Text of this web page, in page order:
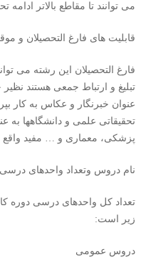
می توانند تا مقاطع بالاتر ادامه
قابلیت های فارغ التحصیلان و
فارغ التحصیلان این رشته می
تبلیغ و ارتباط جمعی هستند
عنوان خبرنگار و عكاس به کار
تحقیقاتی علمی و دانشگاهها
پزشکی، معماری و … مفید واقع
نام دروس وتعداد واحدهای درسی
زیر است:
دروس عمومی